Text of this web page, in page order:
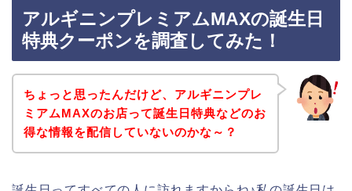
アルギニンプレミアムMAXの誕生日
特典クーポンを調査してみた！
ちょっと思ったんだけど、アルギニンプレ
ミアムMAXのお店って誕生日特典などのお
得な情報を配信していないのかな～？